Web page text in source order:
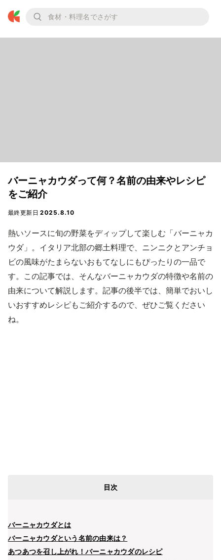
バーニャカウダって何？名前の由来やレシピ
をご紹介
最終更新日2025.8.10
熱いソースに旬の野菜をディップして楽しむ「バーニャカ
ウダ」。イタリア北部の郷土料理で、ニンニクとアンチョ
ビの風味がたまらないおもてなしにもぴったりの一品で
す。この記事では、そんなバーニャカウダの特徴や名前の
由来について解説します。記事の後半では、簡単でおいし
いおすすめレシピもご紹介するので、ぜひご覧ください
ね。
目次
バーニャカウダとは
バーニャカウダという名前の由来は？
あつあつを召し上がれ！バーニャカウダのレシピ